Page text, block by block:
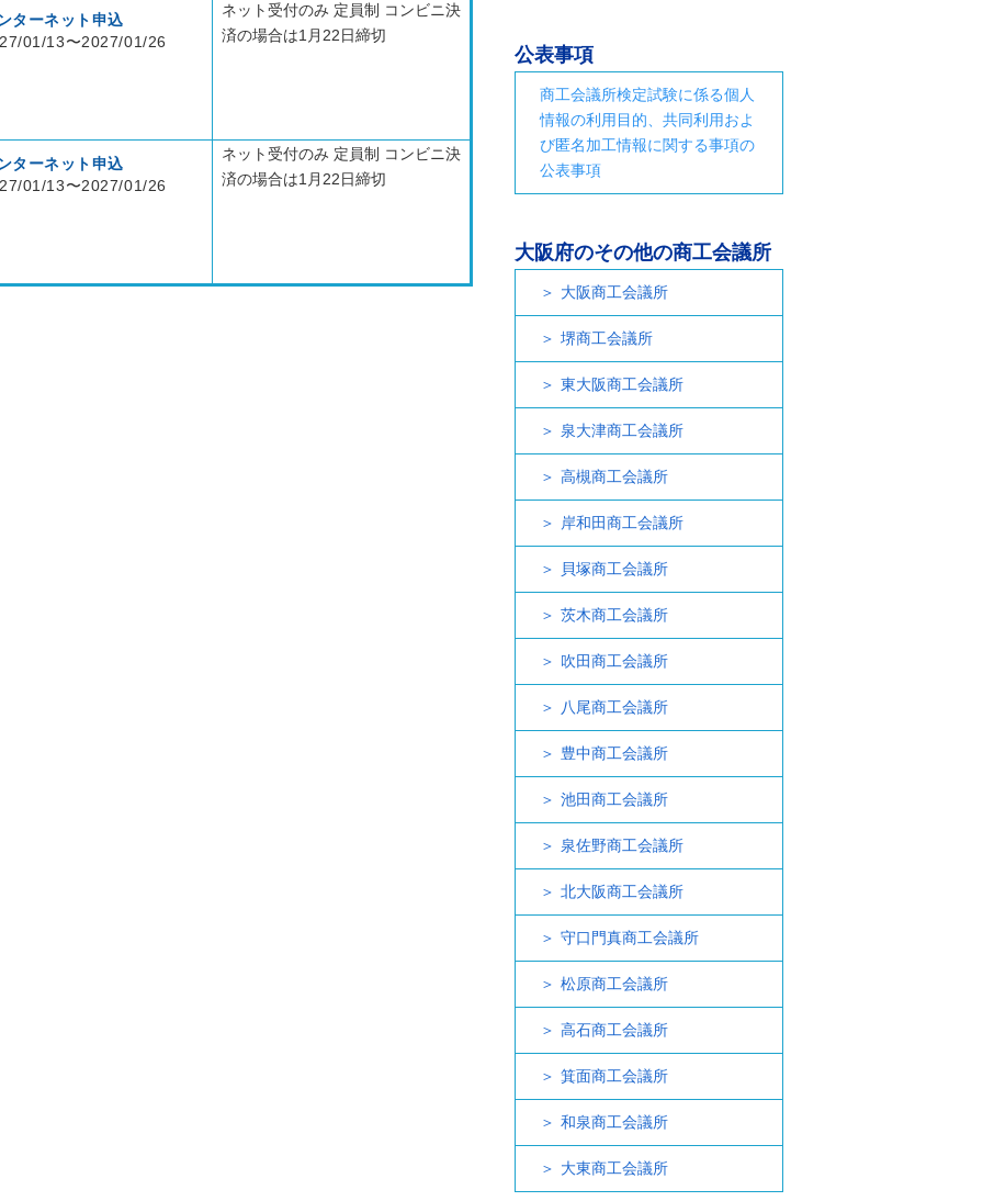
ターネット申込
01/13〜2027/01/26
ネット受付のみ 定員制 コンビニ決
済の場合は1月22日締切
ターネット申込
01/13〜2027/01/26
ネット受付のみ 定員制 コンビニ決
済の場合は1月22日締切
公表事項
商工会議所検定試験に係る個人
情報の利用目的、共同利用およ
び匿名加工情報に関する事項の
公表事項
大阪府のその他の商工会議所
大阪商工会議所
堺商工会議所
東大阪商工会議所
泉大津商工会議所
高槻商工会議所
岸和田商工会議所
貝塚商工会議所
茨木商工会議所
吹田商工会議所
八尾商工会議所
豊中商工会議所
池田商工会議所
泉佐野商工会議所
北大阪商工会議所
守口門真商工会議所
松原商工会議所
高石商工会議所
箕面商工会議所
和泉商工会議所
大東商工会議所